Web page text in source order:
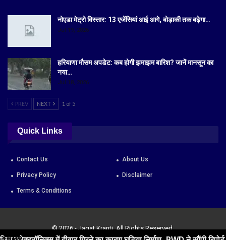
नोएडा मेट्रो विस्तार: 13 एजेंसियां आई आगे, बोड़ाकी तक बढ़ेगा…
Jul 19, 2026
हरियाणा मौसम अपडेट: कब होगी झमाझम बारिश? जानें मानसून का
नया…
Jul 18, 2026
PREV NEXT 1 of 5
Quick Links
Contact Us About Us
Privacy Policy Disclaimer
Terms & Conditions
© 2026 - Jagat Kranti. All Rights Reserved.